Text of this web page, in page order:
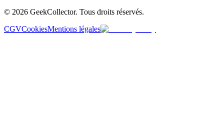
© 2026 GeekCollector. Tous droits réservés.
CGVCookiesMentions légales